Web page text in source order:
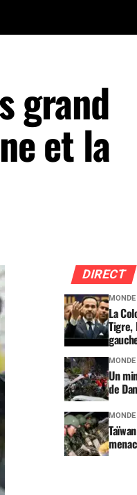
grand
et la
DIRECT
MONDE
La
Tigre,
MONDE
Un
de
MONDE